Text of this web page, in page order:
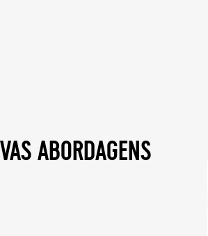
abordagens